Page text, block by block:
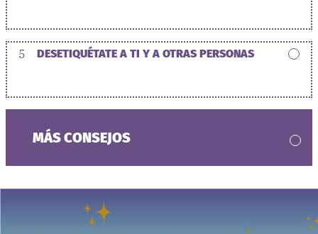
5 DESETIQUÉTATE A TI Y A OTRAS PERSONAS
MÁS CONSEJOS